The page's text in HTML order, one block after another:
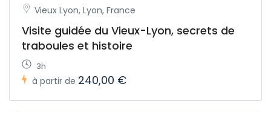
Vieux Lyon, Lyon, France
Visite guidée du Vieux-Lyon, secrets de
traboules et histoire
3h
à partir de 240,00 €